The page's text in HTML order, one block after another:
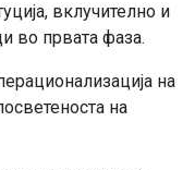
вклучително и
во првата фаза.
на
на